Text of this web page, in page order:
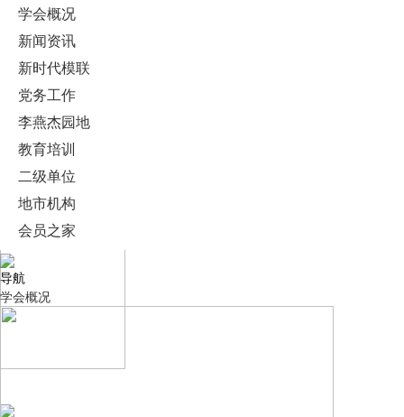
学会概况
新闻资讯
新时代模联
党务工作
李燕杰园地
教育培训
二级单位
地市机构
会员之家
导航
学会概况